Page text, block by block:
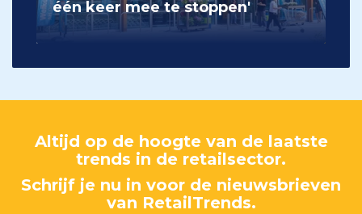
één keer mee te stoppen'
Altijd op de hoogte van de laatste
trends in de retailsector.
Schrijf je nu in voor de nieuwsbrieven
van RetailTrends.